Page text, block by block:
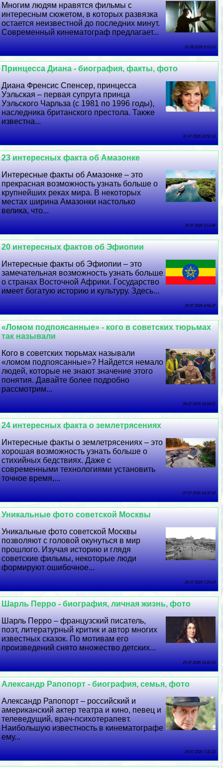
Многим людям нравятся фильмы с
интересным сюжетом, в которых развязка
остается неизвестной до последних минут.
Современный кинематограф предлагает...
01 08 2026 9:10:23
Принцесса Диана - биография, факты, фото
Диана Френсис Спенсер, принцесса
Уэльская – первая супруга принца
Уэльского Чарльза (с 1981 по 1996 годы),
наследника британского престола. Также
известна...
31 07 2026 10:52:13
23 интересных факта об Амaзoнке
Интересные факты об Амaзoнке – это
прекрасная возможность узнать больше о
крупнейших реках мира. В некоторых
местах ширина Амaзoнки настолько
велика, что...
30 07 2026 3:13:40
20 интересных фактов об Эфиопии
Интересные факты об Эфиопии – это
замечательная возможность узнать больше
о странах Восточной Африки. Государство
имеет богатую историю и культуру. Здесь...
29 07 2026 4:58:37
«Ломом подпоясанные» - кого в советских тюрьмах
так называли
Кого в советских тюрьмах называли
«ломом подпоясанные»? Найдется немало
людей, которые не знают значение этого
понятия. Давайте более подробно
рассмотрим...
28 07 2026 18:24:21
24 интересных факта о землетрясениях
Интересные факты о землетрясениях – это
хорошая возможность узнать больше о
стихийных бедствиях. Даже с
современными технологиями установить
точное время,...
27 07 2026 14:37:20
Уникальные фото советской Москвы
Уникальные фото советской Москвы
позволяют с головой окунуться в мир
прошлого. Изучая историю и глядя
советские фильмы, некоторые люди
формируют ошибочное...
26 07 2026 7:29:19
Шарль Перро - биография, личная жизнь, фото
Шарль Перро – французский писатель,
поэт, литературный критик и автор многих
известных сказок. По мотивам его
произведений снято множество детских...
25 07 2026 15:41:53
Александр Рапопорт - биография, семья, фото
Александр Рапопорт – российский и
американский актер театра и кино, певец и
телеведущий, врач-психотерапевт.
Наибольшую известность в кинематографе
ему...
24 07 2026 7:31:22